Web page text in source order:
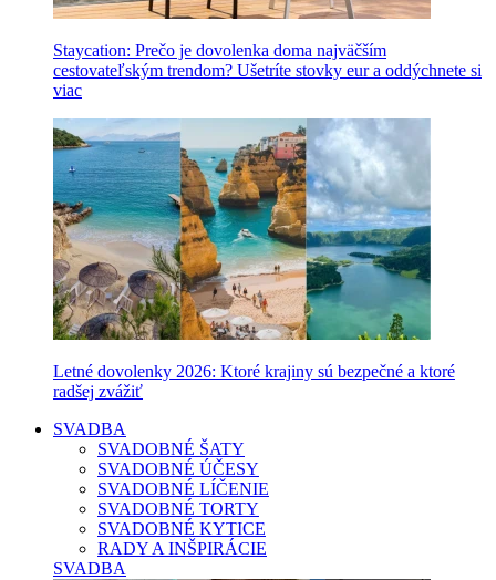
Staycation: Prečo je dovolenka doma najväčším
cestovateľským trendom? Ušetríte stovky eur a oddýchnete si
viac
Letné dovolenky 2026: Ktoré krajiny sú bezpečné a ktoré
radšej zvážiť
SVADBA
SVADOBNÉ ŠATY
SVADOBNÉ ÚČESY
SVADOBNÉ LÍČENIE
SVADOBNÉ TORTY
SVADOBNÉ KYTICE
RADY A INŠPIRÁCIE
SVADBA